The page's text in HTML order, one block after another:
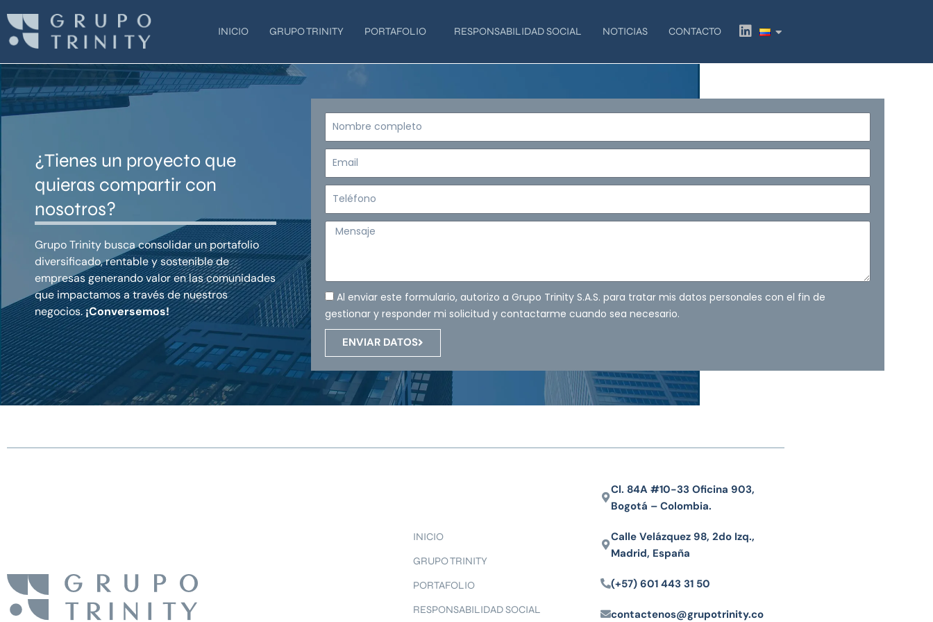
contenido
INICIO GRUPO TRINITY PORTAFOLIO RESPONSABILIDAD SOCIAL NOTICIAS CONTACTO
L
i
k
¿Tienes un proyecto que
quieras compartir con
nosotros?
Grupo Trinity busca consolidar un portafolio
diversificado, rentable y sostenible de
empresas generando valor en las comunidades
que impactamos a través de nuestros
negocios.¡Conversemos!
Nombre
Email
Teléfono
Mensaje
Al enviar este formulario, autorizo a Grupo Trinity S.A.S. para tratar mis datos personales con el fin de
gestionar y responder mi solicitud y contactarme cuando sea necesario.
ENVIAR DATOS
INICIO
GRUPO TRINITY
PORTAFOLIO
RESPONSABILIDAD SOCIAL
Cl. 84A #10-33 Oficina 903,
Bogotá – Colombia.
Calle Velázquez 98, 2do Izq.,
Madrid, España
(+57) 601 443 31 50
contactenos@grupotrinity.co